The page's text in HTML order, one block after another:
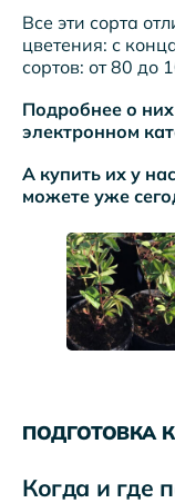
Все эти сорта
цветения: с
сортов: от 80 до
Подробнее о
электронном
А купить их у
можете уже
ПОДГОТОВКА
Когда и где